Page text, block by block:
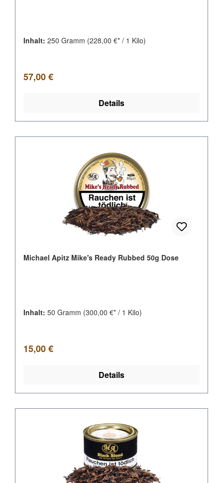
Inhalt: 250 Gramm (228,00 €* / 1 Kilo)
Regulärer Preis:
57,00 €
Details
Michael Apitz Mike's Ready Rubbed 50g Dose
Inhalt: 50 Gramm (300,00 €* / 1 Kilo)
Regulärer Preis:
15,00 €
Details